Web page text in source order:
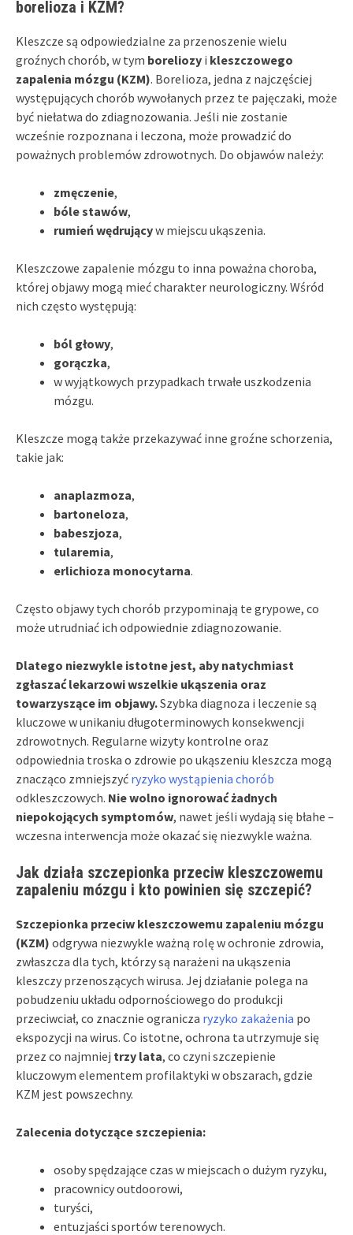
borelioza i KZM?
Kleszcze są odpowiedzialne za przenoszenie wielu
groźnych chorób, w tym boreliozy i kleszczowego
zapalenia mózgu (KZM). Borelioza, jedna z najczęściej
występujących chorób wywołanych przez te pajęczaki, może
być niełatwa do zdiagnozowania. Jeśli nie zostanie
wcześnie rozpoznana i leczona, może prowadzić do
poważnych problemów zdrowotnych. Do objawów należy:
zmęczenie,
bóle stawów,
rumień wędrującyw miejscu ukąszenia.
Kleszczowe zapalenie mózgu to inna poważna choroba,
której objawy mogą mieć charakter neurologiczny. Wśród
nich często występują:
ból głowy,
gorączka,
w wyjątkowych przypadkach trwałe uszkodzenia
mózgu.
Kleszcze mogą także przekazywać inne groźne schorzenia,
takie jak:
anaplazmoza,
bartoneloza,
babeszjoza,
tularemia,
erlichioza monocytarna.
Często objawy tych chorób przypominają te grypowe, co
może utrudniać ich odpowiednie zdiagnozowanie.
Dlatego niezwykle istotne jest, aby natychmiast
zgłaszać lekarzowi wszelkie ukąszenia oraz
towarzyszące im objawy.Szybka diagnoza i leczenie są
kluczowe w unikaniu długoterminowych konsekwencji
zdrowotnych. Regularne wizyty kontrolne oraz
odpowiednia troska o zdrowie po ukąszeniu kleszcza mogą
znacząco zmniejszyć ryzyko wystąpienia chorób
odkleszczowych. Nie wolno ignorować żadnych
niepokojących symptomów, nawet jeśli wydają się błahe –
wczesna interwencja może okazać się niezwykle ważna.
Jak działa szczepionka przeciw kleszczowemu
zapaleniu mózgu i kto powinien się szczepić?
Szczepionka przeciw kleszczowemu zapaleniu mózgu
(KZM) odgrywa niezwykle ważną rolę w ochronie zdrowia,
zwłaszcza dla tych, którzy są narażeni na ukąszenia
kleszczy przenoszących wirusa. Jej działanie polega na
pobudzeniu układu odpornościowego do produkcji
przeciwciał, co znacznie ogranicza ryzyko zakażenia po
ekspozycji na wirus. Co istotne, ochrona ta utrzymuje się
przez co najmniej trzy lata, co czyni szczepienie
kluczowym elementem profilaktyki w obszarach, gdzie
KZM jest powszechny.
Zalecenia dotyczące szczepienia:
osoby spędzające czas w miejscach o dużym ryzyku,
pracownicy outdoorowi,
turyści,
entuzjaści sportów terenowych.